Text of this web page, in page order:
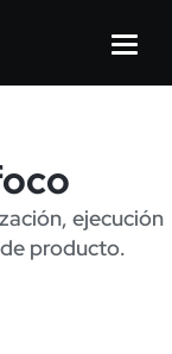
ejecución
producto.